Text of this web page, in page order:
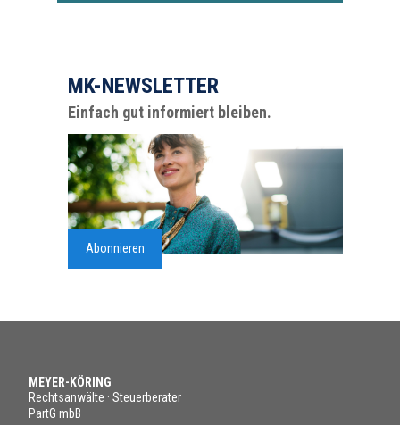
MK-NEWSLETTER
Einfach gut informiert bleiben.
Abonnieren
MEYER-KÖRING
Rechtsanwälte · Steuerberater
PartG mbB